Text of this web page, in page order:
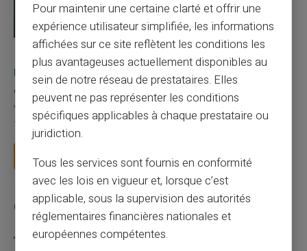
Une carte bancaire gratuite sans compte, ça
existe ?
Vous avez tapé cette recherche parce que votre banque vous
facture 50 € par an pour une carte que vo...
Lire la suite
Catégories
Carte prépayée
Pour maintenir une certaine clarté et offrir une
expérience utilisateur simplifiée, les informations
affichées sur ce site reflètent les conditions les
plus avantageuses actuellement disponibles au
sein de notre réseau de prestataires. Elles
peuvent ne pas représenter les conditions
spécifiques applicables à chaque prestataire ou
juridiction.
Tous les services sont fournis en conformité
avec les lois en vigueur et, lorsque c’est
applicable, sous la supervision des autorités
réglementaires financières nationales et
européennes compétentes.